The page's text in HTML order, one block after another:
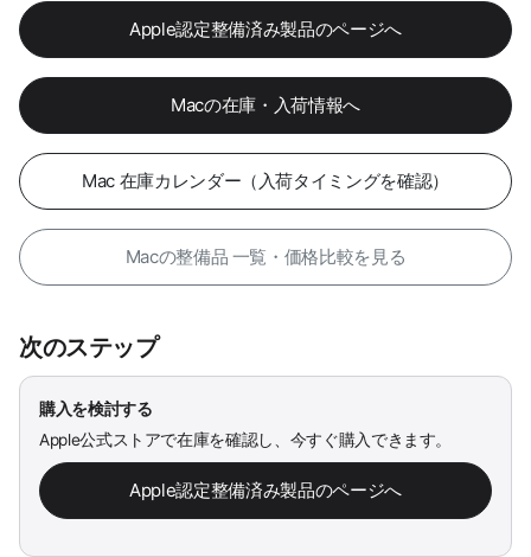
Apple認定整備済み製品のページへ
Macの在庫・入荷情報へ
Mac 在庫カレンダー（入荷タイミングを確認）
Macの整備品 一覧・価格比較を見る
次のステップ
購入を検討する
Apple公式ストアで在庫を確認し、今すぐ購入できます。
Apple認定整備済み製品のページへ